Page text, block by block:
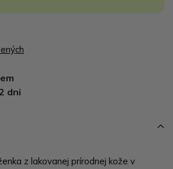
dni
z lakovanej prírodnej kože v